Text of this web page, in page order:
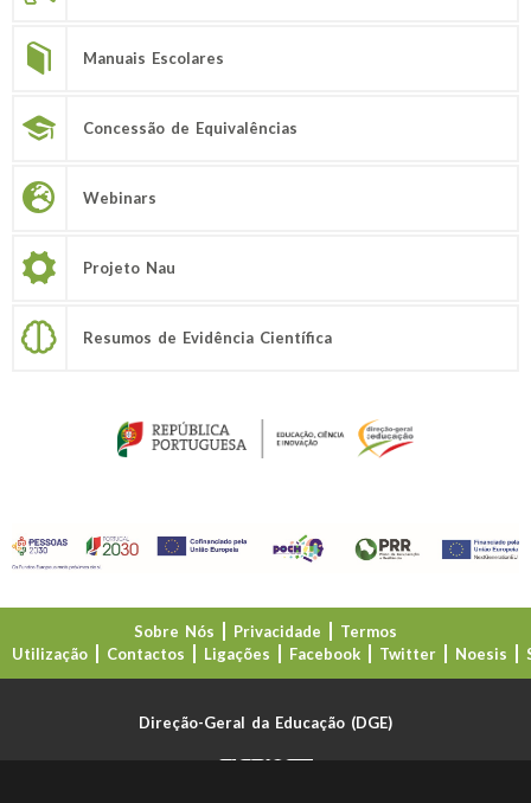
Manuais Escolares
Concessão de Equivalências
Webinars
Projeto Nau
Resumos de Evidência Científica
Sobre Nós Privacidade
Termos
Utilização
Contactos Ligações Facebook Twitter Noesis
Direção-Geral da Educação (DGE)